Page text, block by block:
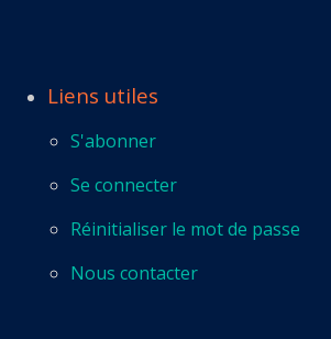
Liens utiles
S'abonner
Se connecter
Réinitialiser le mot de passe
Nous contacter